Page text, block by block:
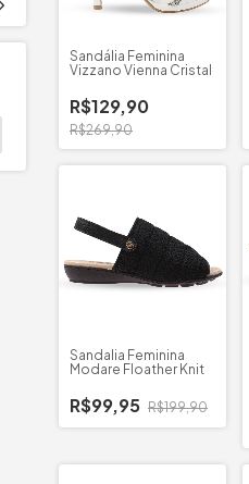
Sandália Feminina
Vizzano Vienna Cristal
R$129,90
R$269,90
Sandalia Feminina
Modare Floather Knit
R$99,95 R$199,90